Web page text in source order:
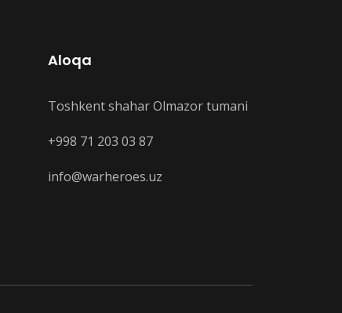
Aloqa
Toshkent shahar Olmazor tumani
+998 71 203 03 87
info@warheroes.uz